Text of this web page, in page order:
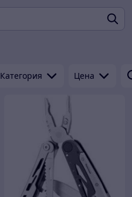
Категория Цена